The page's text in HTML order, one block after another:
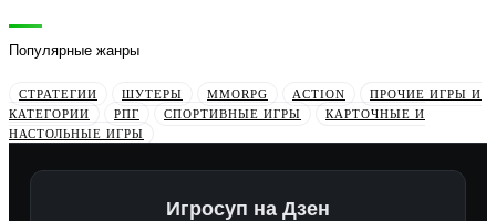
Популярные жанры
СТРАТЕГИИ ШУТЕРЫ MMORPG ACTION
ПРОЧИЕ ИГРЫ И
КАТЕГОРИИ
РПГ СПОРТИВНЫЕ ИГРЫ
КАРТОЧНЫЕ И
НАСТОЛЬНЫЕ ИГРЫ
Игросуп на Дзен